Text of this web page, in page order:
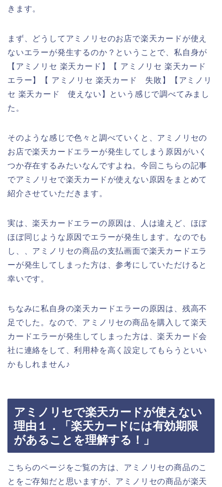
きます。
まず、どうしてアミノリセのお店で楽天カードが使え
ないエラーが発生するのか？ということで、私自身が
【アミノリセ 楽天カード】【 アミノリセ 楽天カード
エラー】【 アミノリセ 楽天カード 失敗】【アミノリ
セ 楽天カード 使えない】という感じで調べてみまし
た。
そのような感じで色々と調べていくと、アミノリセの
お店で楽天カードエラーが発生してしまう原因がいく
つか存在するみたいなんですよね。今回こちらの記事
でアミノリセで楽天カードが使えない原因をまとめて
紹介させていただきます。
実は、楽天カードエラーの原因は、人は違えど、ほぼ
ほぼ同じような原因でエラーが発生します。なのでも
し、、アミノリセの商品の支払画面で楽天カードエラ
ーが発生してしまった方は、参考にしていただけると
幸いです。
ちなみに私自身の楽天カードエラーの原因は、残高不
足でした。なので、アミノリセの商品を購入して楽天
カードエラーが発生してしまった方は、楽天カード会
社に連絡をして、利用枠を高く設定してもらうといい
かもしれません♪
アミノリセで楽天カードが使えない
理由１．「楽天カードには有効期限
があることを理解する！」
こちらのページをご覧の方は、アミノリセの商品のこ
とをご存知だと思いますが、アミノリセの商品が楽天